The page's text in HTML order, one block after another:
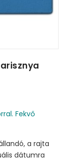
Fekvő
a rajta
dátumra